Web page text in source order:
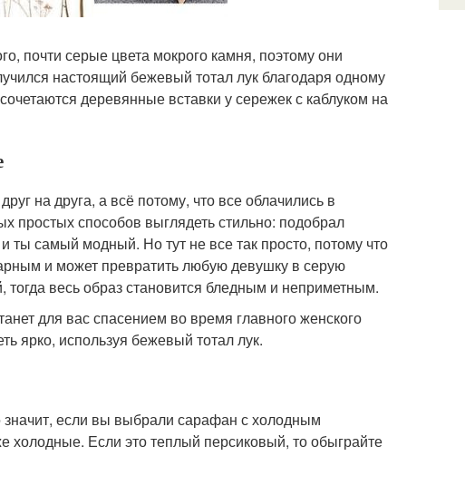
почти серые цвета мокрого камня, поэтому они
настоящий бежевый тотал лук благодаря одному
деревянные вставки у сережек с каблуком на
на друга, а всё потому, что все облачились в
простых способов выглядеть стильно: подобрал
самый модный. Но тут не все так просто, потому что
и может превратить любую девушку в серую
весь образ становится бледным и неприметным.
для вас спасением во время главного женского
ярко, используя бежевый тотал лук.
если вы выбрали сарафан с холодным
холодные. Если это теплый персиковый, то обыграйте